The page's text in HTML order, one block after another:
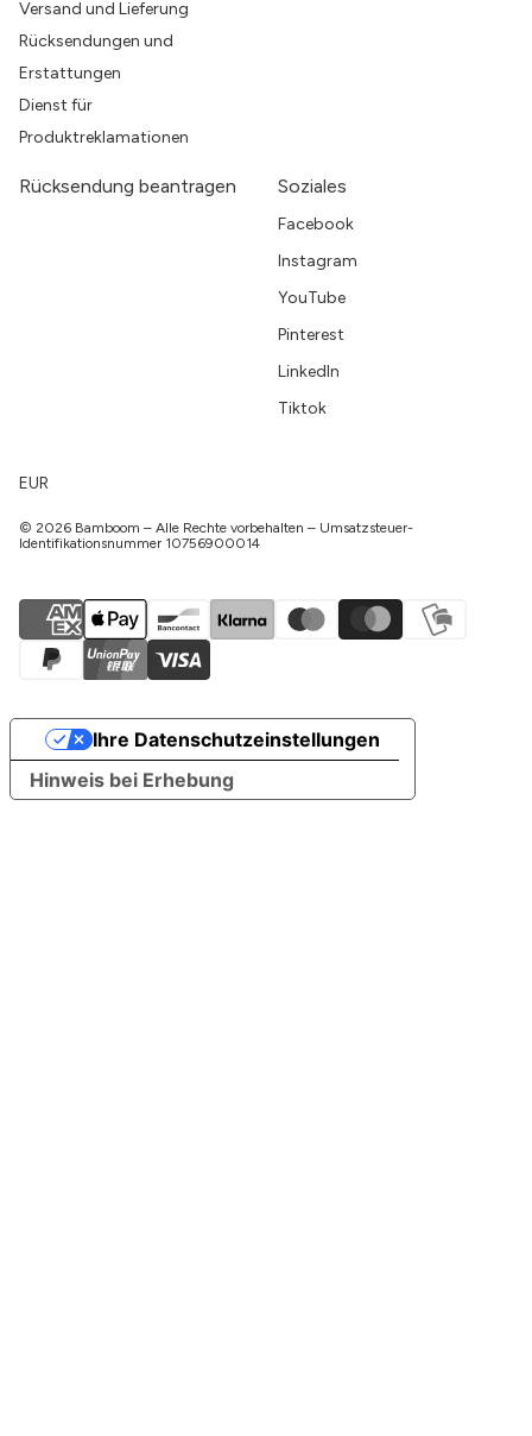
Versand und Lieferung
Rücksendungen und
Erstattungen
Dienst für
Produktreklamationen
Rücksendung beantragen Soziales
Facebook
Instagram
YouTube
Pinterest
LinkedIn
Tiktok
EUR
© 2026 Bamboom – Alle Rechte vorbehalten – Umsatzsteuer-
Identifikationsnummer 10756900014
Hinweis bei Erhebung
Ihre Datenschutzeinstellungen